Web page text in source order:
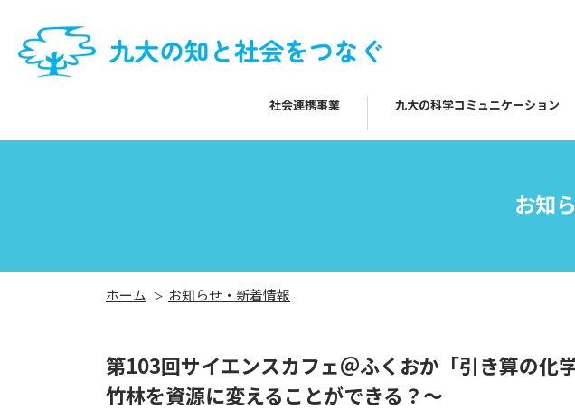
社会連携事業 九大の科学コミュニケーション
お知
ホーム お知らせ・新着情報
第103回サイエンスカフェ＠ふくおか「引き算の化
竹林を資源に変えることができる？～